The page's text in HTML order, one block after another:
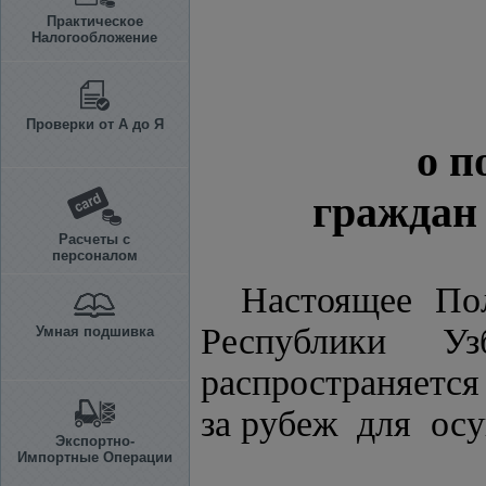
Практическое
Налогообложение
Проверки от А до Я
Расчеты с
персоналом
Умная подшивка
Экспортно-
Импортные Операции
о
граждан
Настоящее
Республики
за рубеж для